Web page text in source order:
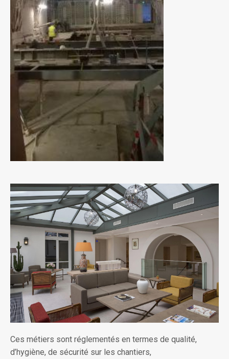
Ces métiers sont réglementés en termes de qualité,
d’hygiène, de sécurité sur les chantiers,